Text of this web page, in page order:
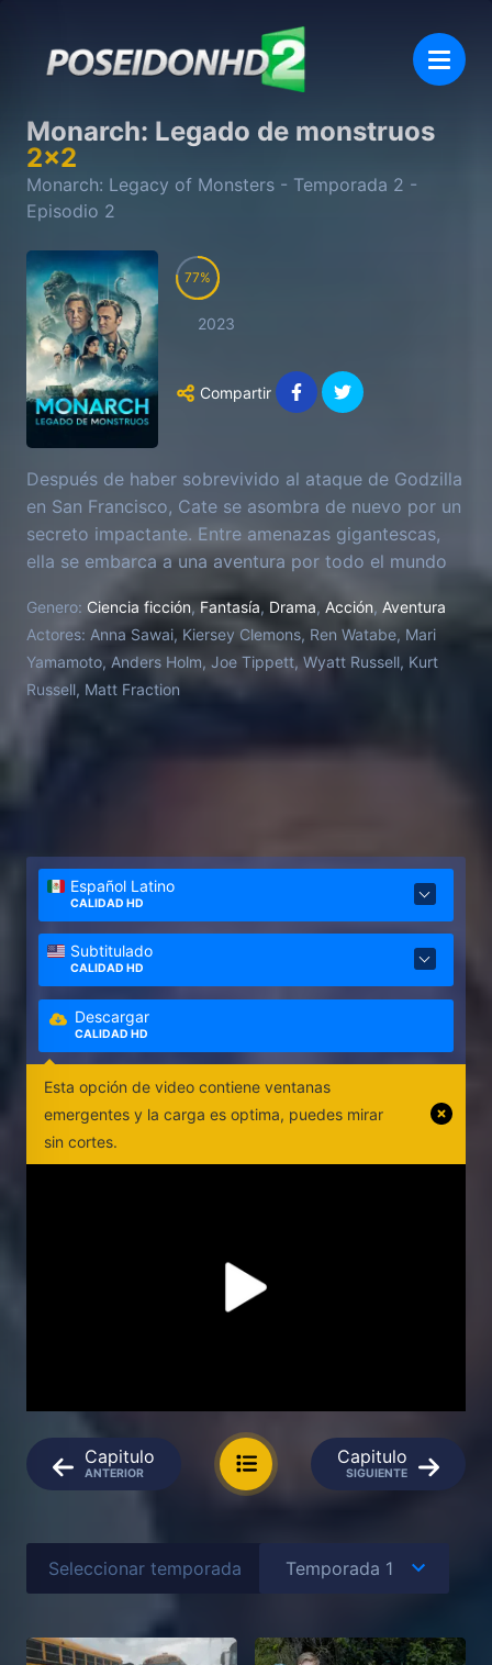
Monarch: Legado de monstruos
2x2
Monarch: Legacy of Monsters - Temporada 2 -
Episodio 2
77
2023
Compartir
Después de haber sobrevivido al ataque de Godzilla
en San Francisco, Cate se asombra de nuevo por un
secreto impactante. Entre amenazas gigantescas,
ella se embarca a una aventura por todo el mundo
para saber la verdad sobre su familia y la misteriosa
organización conocida como Monarch.
Genero: Ciencia ficción, Fantasía, Drama, Acción, Aventura
Actores: Anna Sawai, Kiersey Clemons, Ren Watabe, Mari
Yamamoto, Anders Holm, Joe Tippett, Wyatt Russell, Kurt
Russell, Matt Fraction
Español Latino
CALIDAD HD
Subtitulado
CALIDAD HD
Descargar
CALIDAD HD
Esta opción de video contiene ventanas
emergentes y la carga es optima, puedes mirar
sin cortes.
Capitulo
ANTERIOR
Capitulo
SIGUIENTE
Seleccionar temporada